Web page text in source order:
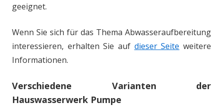
geeignet.
Wenn Sie sich für das Thema Abwasseraufbereitung
interessieren, erhalten Sie auf dieser Seite weitere
Informationen.
Verschiedene Varianten der
Hauswasserwerk Pumpe